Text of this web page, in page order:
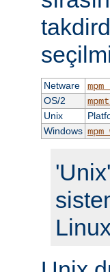
Netware
OS/2
Unix
Windows